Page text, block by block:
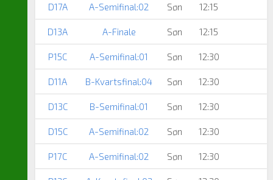
D17A A-Semifinal:02 Søn 12:15
D13A A-Finale Søn 12:15
P15C A-Semifinal:01 Søn 12:30
D11A B-Kvartsfinal:04 Søn 12:30
D13C B-Semifinal:01 Søn 12:30
D15C A-Semifinal:02 Søn 12:30
P17C A-Semifinal:02 Søn 12:30